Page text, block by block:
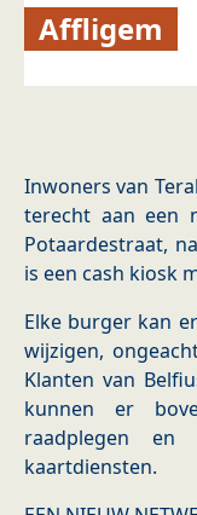
Affligem
Inwoners van
terecht aan een
Potaardestraat,
is een cash kiosk
Elke burger kan
wijzigen,
Klanten van
kunnen er
raadplegen en
kaartdiensten.